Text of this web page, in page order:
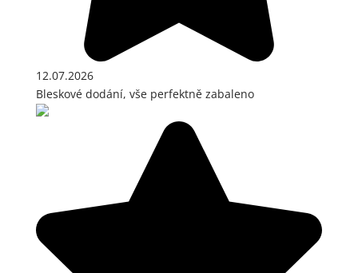
12.07.2026
Bleskové dodání, vše perfektně zabaleno